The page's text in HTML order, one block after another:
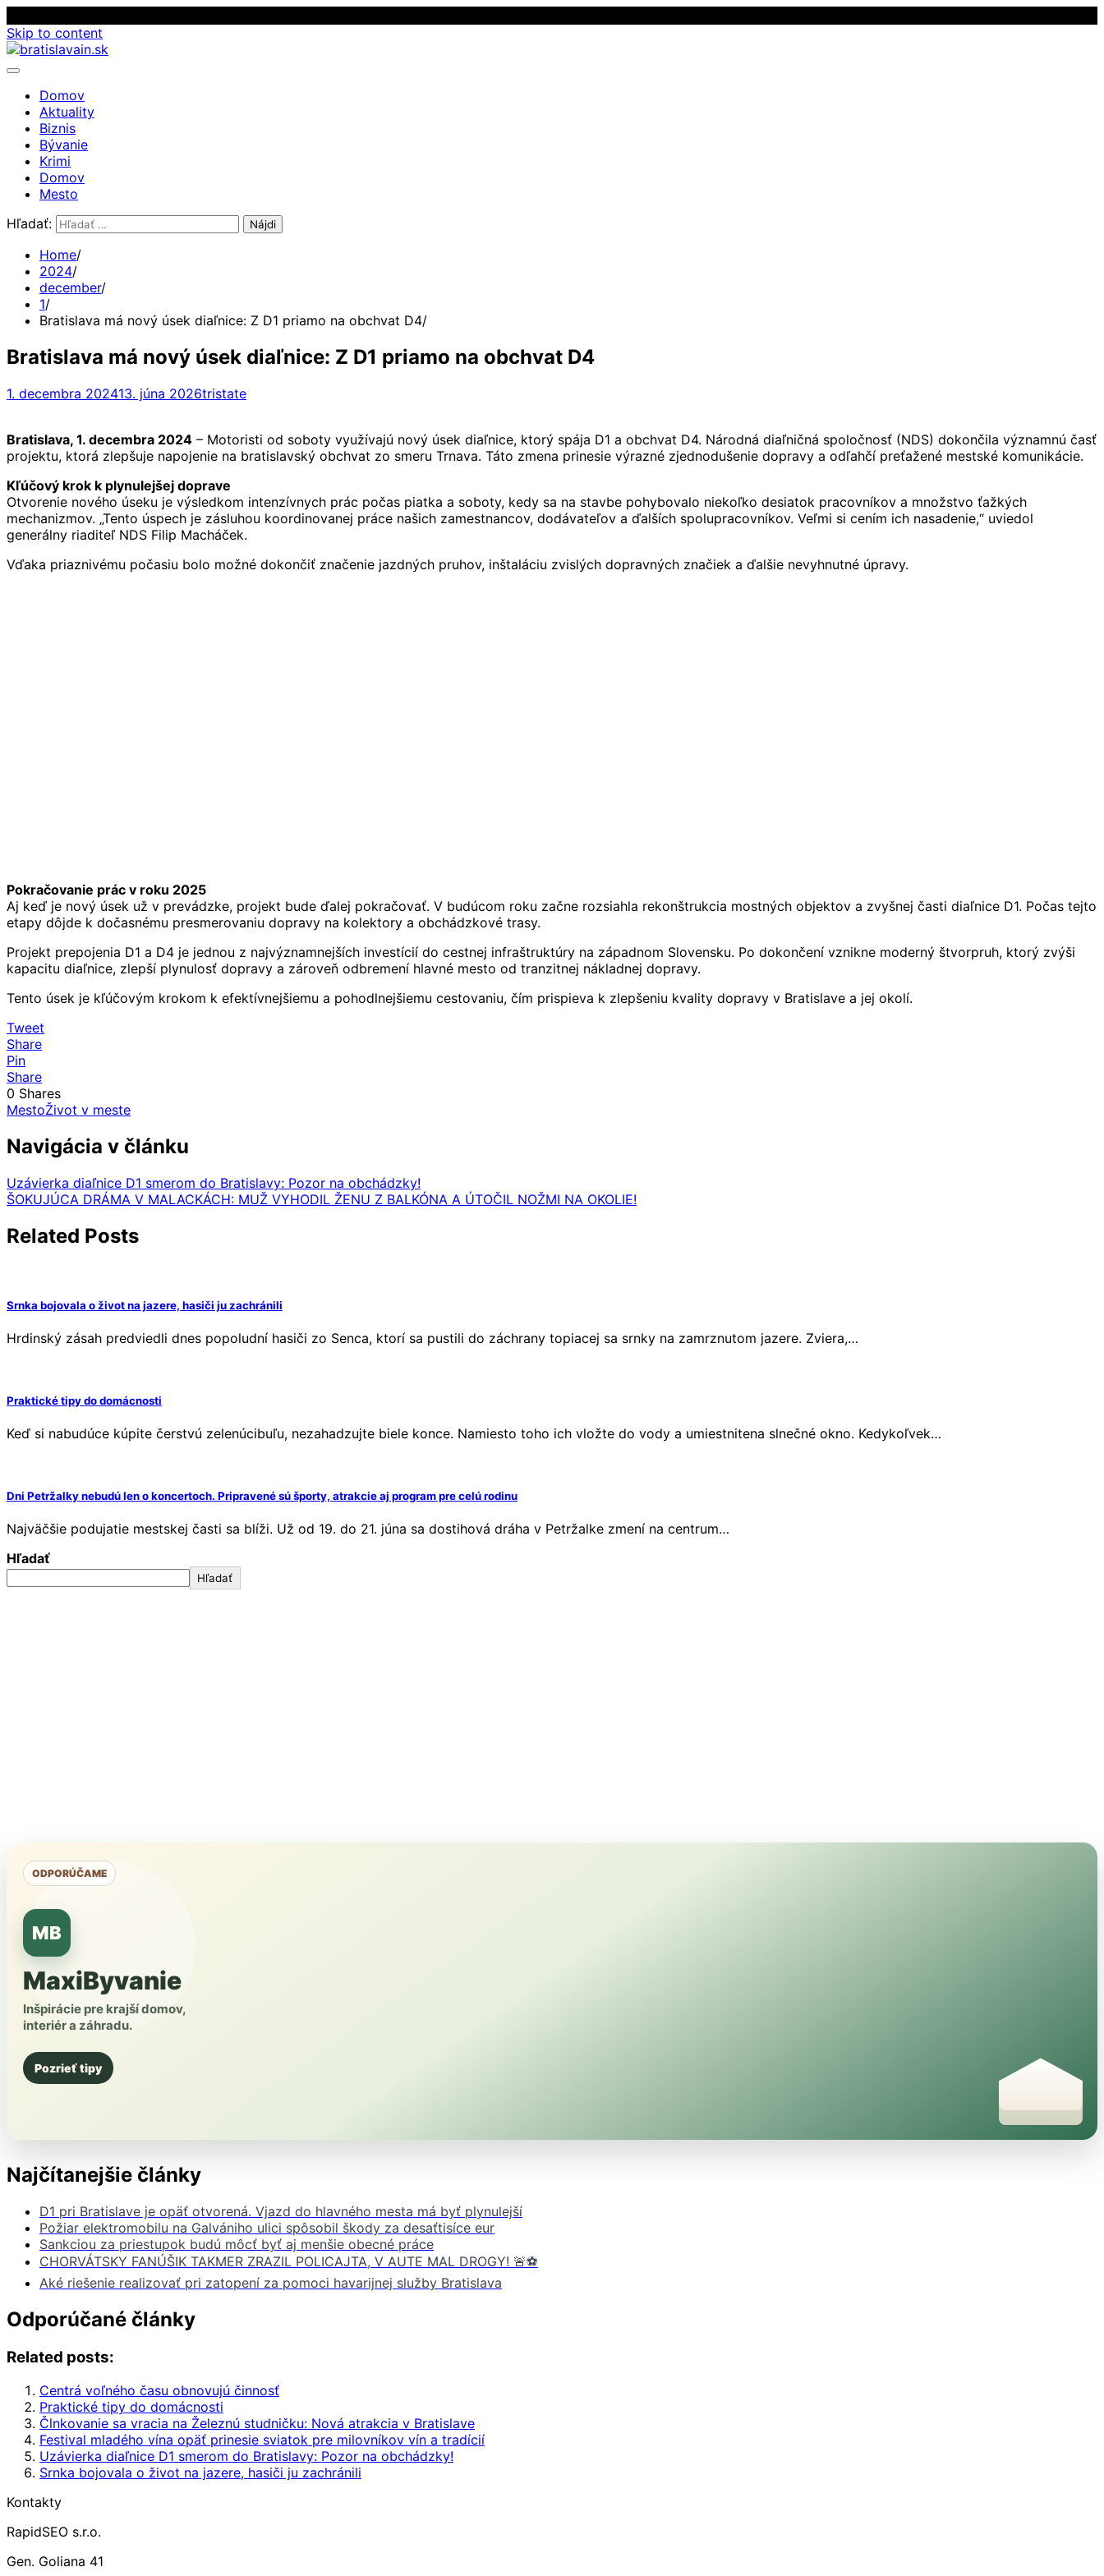
Skip to content
Domov
Aktuality
Biznis
Bývanie
Krimi
Domov
Mesto
Hľadať:
Home
2024
december
1
Bratislava má nový úsek diaľnice: Z D1 priamo na obchvat D4
Bratislava má nový úsek diaľnice: Z D1 priamo na obchvat D4
1. decembra 202413. júna 2026tristate
Bratislava, 1. decembra 2024 – Motoristi od soboty využívajú nový úsek diaľnice, ktorý spája D1 a obchvat D4. Národná diaľničná spoločnosť (NDS) dokončila významnú časť
projektu, ktorá zlepšuje napojenie na bratislavský obchvat zo smeru Trnava. Táto zmena prinesie výrazné zjednodušenie dopravy a odľahčí preťažené mestské komunikácie.
Kľúčový krok k plynulejšej doprave
Otvorenie nového úseku je výsledkom intenzívnych prác počas piatka a soboty, kedy sa na stavbe pohybovalo niekoľko desiatok pracovníkov a množstvo ťažkých
mechanizmov. „Tento úspech je zásluhou koordinovanej práce našich zamestnancov, dodávateľov a ďalších spolupracovníkov. Veľmi si cením ich nasadenie,“ uviedol
generálny riaditeľ NDS Filip Macháček.
Vďaka priaznivému počasiu bolo možné dokončiť značenie jazdných pruhov, inštaláciu zvislých dopravných značiek a ďalšie nevyhnutné úpravy.
Pokračovanie prác v roku 2025
Aj keď je nový úsek už v prevádzke, projekt bude ďalej pokračovať. V budúcom roku začne rozsiahla rekonštrukcia mostných objektov a zvyšnej časti diaľnice D1. Počas tejto
etapy dôjde k dočasnému presmerovaniu dopravy na kolektory a obchádzkové trasy.
Projekt prepojenia D1 a D4 je jednou z najvýznamnejších investícií do cestnej infraštruktúry na západnom Slovensku. Po dokončení vznikne moderný štvorpruh, ktorý zvýši
kapacitu diaľnice, zlepší plynulosť dopravy a zároveň odbremení hlavné mesto od tranzitnej nákladnej dopravy.
Tento úsek je kľúčovým krokom k efektívnejšiemu a pohodlnejšiemu cestovaniu, čím prispieva k zlepšeniu kvality dopravy v Bratislave a jej okolí.
Tweet
Share
Pin
Share
0 Shares
MestoŽivot v meste
Navigácia v článku
Uzávierka diaľnice D1 smerom do Bratislavy: Pozor na obchádzky!
ŠOKUJÚCA DRÁMA V MALACKÁCH: MUŽ VYHODIL ŽENU Z BALKÓNA A ÚTOČIL NOŽMI NA OKOLIE!
Related Posts
Srnka bojovala o život na jazere, hasiči ju zachránili
Hrdinský zásah predviedli dnes popoludní hasiči zo Senca, ktorí sa pustili do záchrany topiacej sa srnky na zamrznutom jazere. Zviera,…
Praktické tipy do domácnosti
Keď si nabudúce kúpite čerstvú zelenúcibuľu, nezahadzujte biele konce. Namiesto toho ich vložte do vody a umiestnitena slnečné okno. Kedykoľvek…
Dni Petržalky nebudú len o koncertoch. Pripravené sú športy, atrakcie aj program pre celú rodinu
Najväčšie podujatie mestskej časti sa blíži. Už od 19. do 21. júna sa dostihová dráha v Petržalke zmení na centrum…
Hľadať
Hľadať
ODPORÚČAME
MB
MaxiByvanie
Inšpirácie pre krajší domov,
interiér a záhradu.
Pozrieť tipy
Najčítanejšie články
D1 pri Bratislave je opäť otvorená. Vjazd do hlavného mesta má byť plynulejší
Požiar elektromobilu na Galvániho ulici spôsobil škody za desaťtisíce eur
Sankciou za priestupok budú môcť byť aj menšie obecné práce
CHORVÁTSKY FANÚŠIK TAKMER ZRAZIL POLICAJTA, V AUTE MAL DROGY! 🚨⚽️
Aké riešenie realizovať pri zatopení za pomoci havarijnej služby Bratislava
Odporúčané články
Related posts:
Centrá voľného času obnovujú činnosť
Praktické tipy do domácnosti
Člnkovanie sa vracia na Železnú studničku: Nová atrakcia v Bratislave
Festival mladého vína opäť prinesie sviatok pre milovníkov vín a tradícií
Uzávierka diaľnice D1 smerom do Bratislavy: Pozor na obchádzky!
Srnka bojovala o život na jazere, hasiči ju zachránili
Kontakty
RapidSEO s.r.o.
Gen. Goliana 41